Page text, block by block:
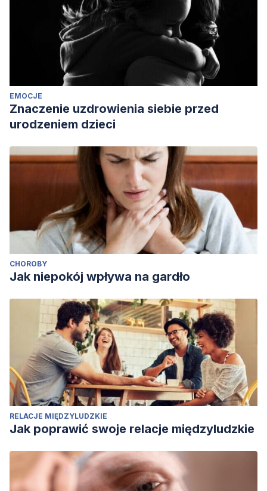
2149-2164.
EMOCJE
Znaczenie uzdrowienia siebie przed
urodzeniem dzieci
CHOROBY
Jak niepokój wpływa na gardło
RELACJE MIĘDZYLUDZKIE
Jak poprawić swoje relacje międzyludzkie